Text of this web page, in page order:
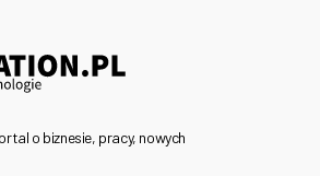
o biznesie, pracy, nowych